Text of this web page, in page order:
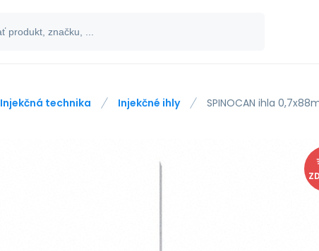
Injekčná technika Injekčné ihly SPINOCAN ihla